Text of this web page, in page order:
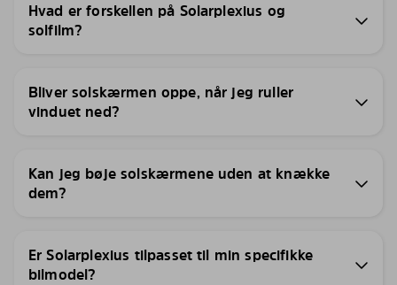
Hvad er forskellen på Solarplexius og
solfilm?
Bliver solskærmen oppe, når jeg ruller
vinduet ned?
Kan jeg bøje solskærmene uden at knække
dem?
Er Solarplexius tilpasset til min specifikke
bilmodel?